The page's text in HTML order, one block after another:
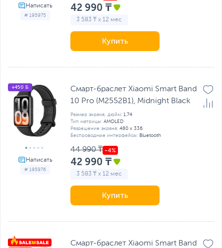
# 195975
42 990 ₸
3 583 ₸ x 12 мес
Купить
# 195976
+450 Б
Смарт-браслет Xiaomi Smart Band
10 Pro (M2552B1), Midnight Black
Размер экрана, дюйм: 1.74
Тип матрицы: AMOLED
Разрешение экрана: 480 x 336
Беспроводные интерфейсы: Bluetooth
44 990 ₸
42 990 ₸
3 583 ₸ x 12 мес
Купить
Смарт-браслет Xiaomi Smart Band